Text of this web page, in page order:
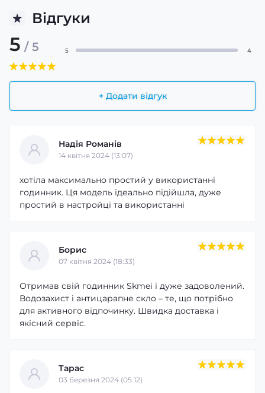
Відгуки
5 / 5
+ Додати відгук
5 4
Надія Романів
14 квітня 2024 (13:07)
хотіла максимально простий у використанні
годинник. Ця модель ідеально підійшла, дуже
простий в настройці та використанні
Борис
07 квітня 2024 (18:33)
Отримав свій годинник Skmei і дуже задоволений.
Водозахист і антицарапне скло – те, що потрібно
для активного відпочинку. Швидка доставка і
якісний сервіс.
Тарас
03 березня 2024 (05:12)